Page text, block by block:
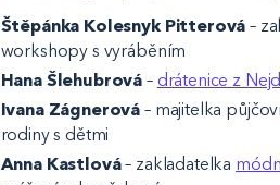
Štěpánka Kolesnyk Pitterová –
workshopy s vyráběním
Hana Šlehubrová – drátenice z
Ivana Zágnerová – majitelka
rodiny s dětmi
Anna Kastlová– zakladatelka